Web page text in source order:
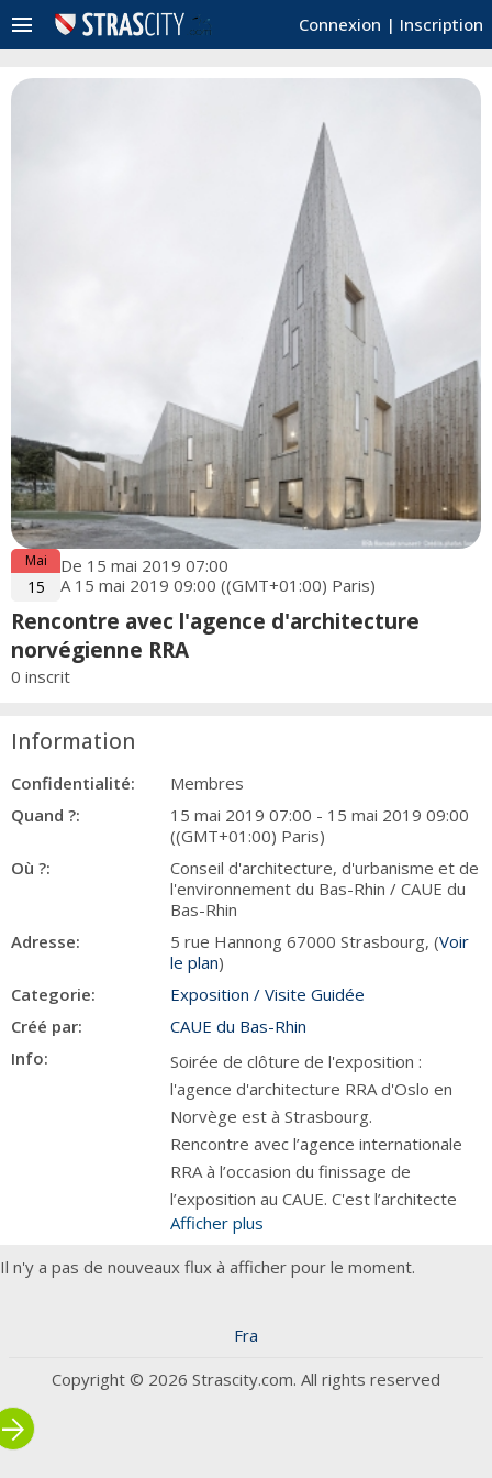
Connexion | Inscription
menu
Mai
15
De 15 mai 2019 07:00
A 15 mai 2019 09:00 ((GMT+01:00) Paris)
Rencontre avec l'agence d'architecture
norvégienne RRA
0 inscrit
Information
Confidentialité:
Membres
Quand ?:
15 mai 2019 07:00 - 15 mai 2019 09:00
((GMT+01:00) Paris)
Où ?:
Conseil d'architecture, d'urbanisme et de
l'environnement du Bas-Rhin / CAUE du
Bas-Rhin
Adresse:
5 rue Hannong 67000 Strasbourg, (Voir
le plan)
Categorie:
Exposition / Visite Guidée
Créé par:
CAUE du Bas-Rhin
Info:
Soirée de clôture de l'exposition :
l'agence d'architecture RRA d'Oslo en
Norvège est à Strasbourg.
Rencontre avec l’agence internationale
RRA à l’occasion du finissage de
l’exposition au CAUE. C'est l’architecte
collaborateur de l’agence à Oslo, Quentin
guidera à travers cette belle exposition
récents dont 2 projets en cours en
Afficher plus
Il n'y a pas de nouveaux flux à afficher pour le moment.
Fra
Copyright © 2026 Strascity.com. All rights reserved